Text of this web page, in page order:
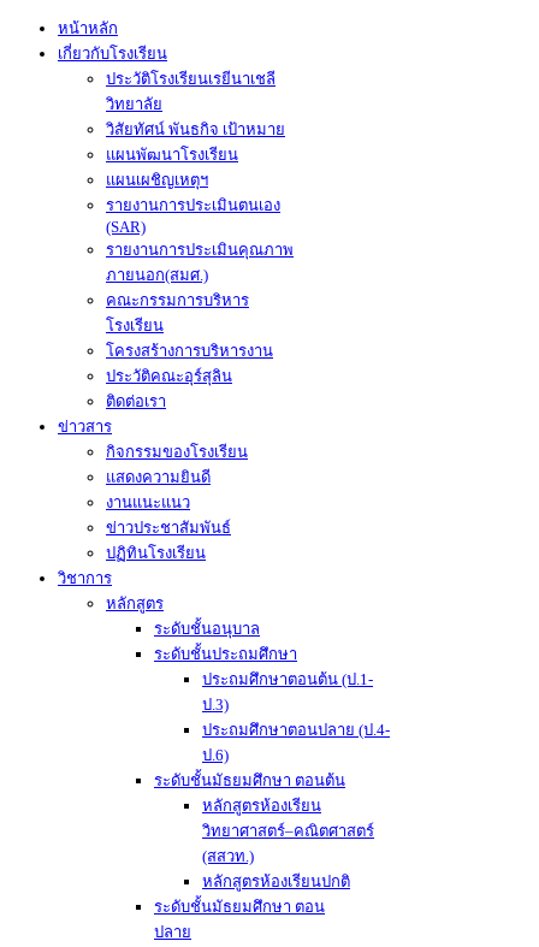
หน้าหลัก
เกี่ยวกับโรงเรียน
ประวัติโรงเรียนเรยีนาเชลี
วิทยาลัย
วิสัยทัศน์ พันธกิจ เป้าหมาย
แผนพัฒนาโรงเรียน
แผนเผชิญเหตุฯ
รายงานการประเมินตนเอง
(SAR)
รายงานการประเมินคุณภาพ
ภายนอก(สมศ.)
คณะกรรมการบริหาร
โรงเรียน
โครงสร้างการบริหารงาน
ประวัติคณะอุร์สุลิน
ติดต่อเรา
ข่าวสาร
กิจกรรมของโรงเรียน
แสดงความยินดี
งานแนะแนว
ข่าวประชาสัมพันธ์
ปฏิทินโรงเรียน
วิชาการ
หลักสูตร
ระดับชั้นอนุบาล
ระดับชั้นประถมศึกษา
ประถมศึกษาตอนต้น (ป.1-
ป.3)
ประถมศึกษาตอนปลาย (ป.4-
ป.6)
ระดับชั้นมัธยมศึกษา ตอนต้น
หลักสูตรห้องเรียน
วิทยาศาสตร์–คณิตศาสตร์
(สสวท.)
หลักสูตรห้องเรียนปกติ
ระดับชั้นมัธยมศึกษา ตอน
ปลาย